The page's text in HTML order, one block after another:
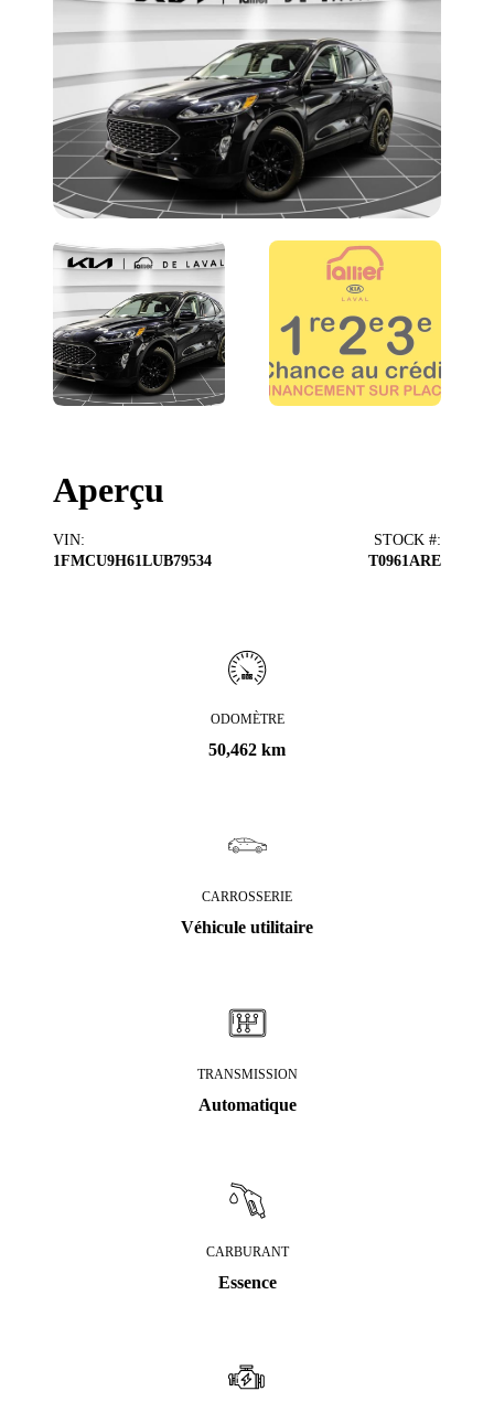
Aperçu
VIN:
1FMCU9H61LUB79534
STOCK #:
T0961ARE
ODOMÈTRE
50,462 km
CARROSSERIE
Véhicule utilitaire
TRANSMISSION
Automatique
CARBURANT
Essence